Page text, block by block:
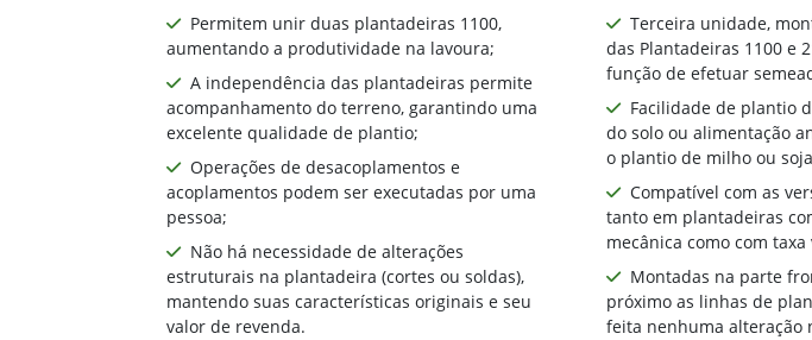
Permitem unir duas plantadeiras 1100,
aumentando a produtividade na lavoura;
A independência das plantadeiras permite
acompanhamento do terreno, garantindo uma
excelente qualidade de plantio;
Operações de desacoplamentos e
acoplamentos podem ser executadas por uma
pessoa;
Não há necessidade de alterações
estruturais na plantadeira (cortes ou soldas),
mantendo suas características originais e seu
valor de revenda.
Terceira unidade,
das Plantadeiras 1100 e
função de efetuar
Facilidade de plantio
do solo ou alimentação
o plantio de milho ou
Compatível com as
tanto em plantadeiras
mecânica como com taxa
Montadas na parte
próximo as linhas de
feita nenhuma alteração